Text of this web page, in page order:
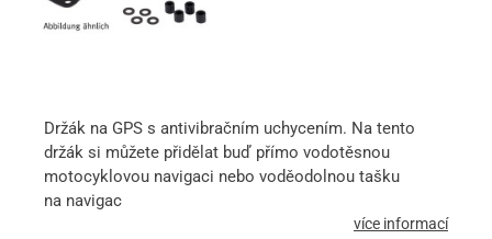
Držák na GPS s antivibračním uchycením. Na tento
držák si můžete přidělat buď přímo vodotěsnou
motocyklovou navigaci nebo voděodolnou tašku
na navigac
více informací